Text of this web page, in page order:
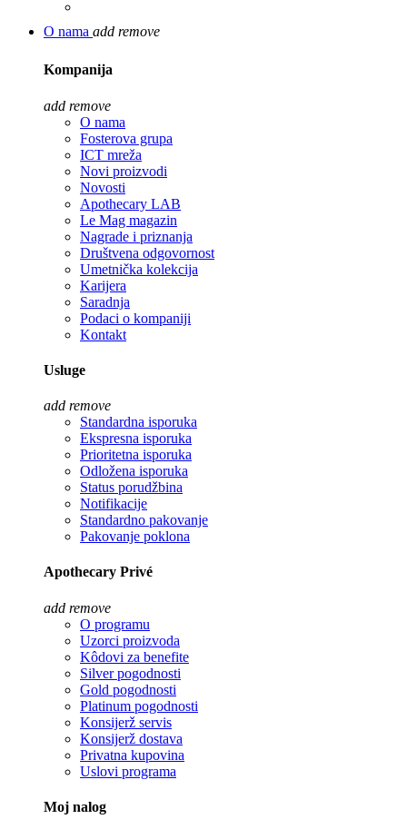
O nama add remove
Kompanija
add remove
O nama
Fosterova grupa
ICT mreža
Novi proizvodi
Novosti
Apothecary LAB
Le Mag magazin
Nagrade i priznanja
Društvena odgovornost
Umetnička kolekcija
Karijera
Saradnja
Podaci o kompaniji
Kontakt
Usluge
add remove
Standardna isporuka
Ekspresna isporuka
Prioritetna isporuka
Odložena isporuka
Status porudžbina
Notifikacije
Standardno pakovanje
Pakovanje poklona
Apothecary Privé
add remove
O programu
Uzorci proizvoda
Kôdovi za benefite
Silver pogodnosti
Gold pogodnosti
Platinum pogodnosti
Konsijerž servis
Konsijerž dostava
Privatna kupovina
Uslovi programa
Moj nalog